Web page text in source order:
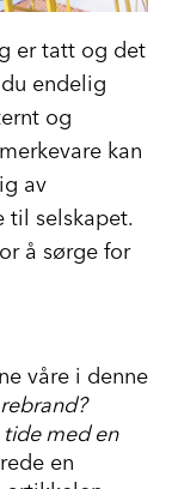
er tatt og det
endelig
og
kan
av
til selskapet.
å sørge for
våre i denne
tide med en
en